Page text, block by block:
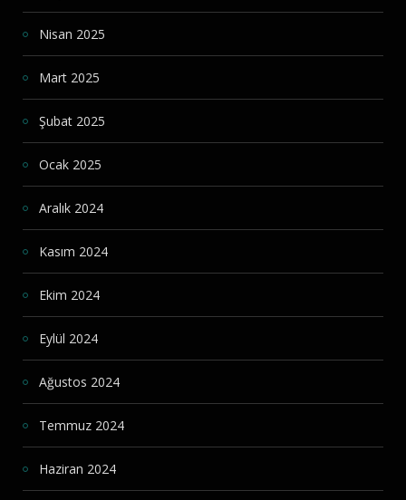
Nisan 2025
Mart 2025
Şubat 2025
Ocak 2025
Aralık 2024
Kasım 2024
Ekim 2024
Eylül 2024
Ağustos 2024
Temmuz 2024
Haziran 2024